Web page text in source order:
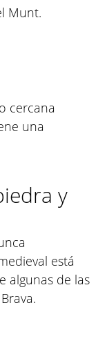
Munt.
cercana
una
y
está
algunas de las